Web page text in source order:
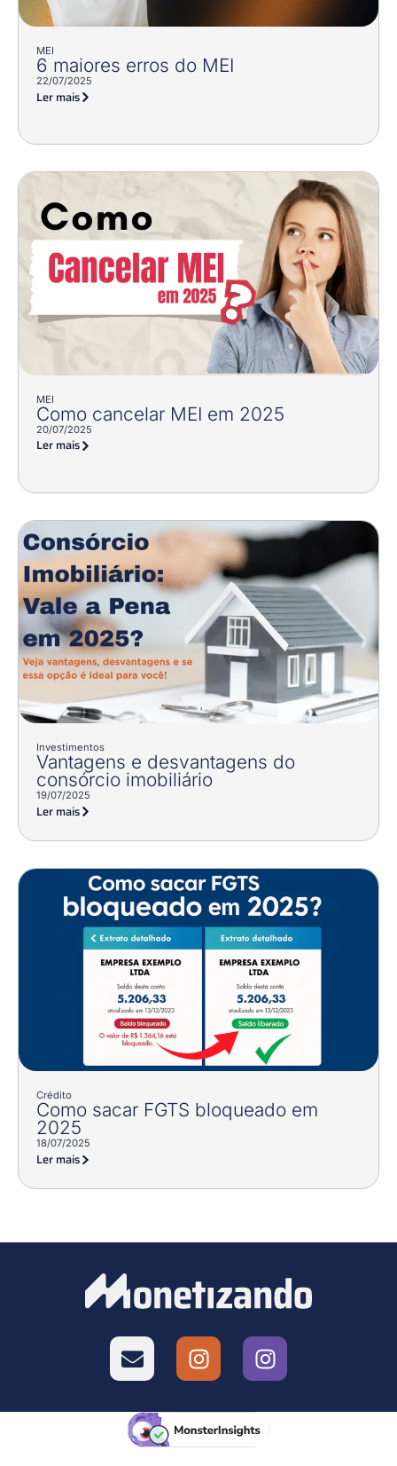
MEI
6 maiores erros do MEI
22/07/2025
Ler mais
MEI
Como cancelar MEI em 2025
20/07/2025
Ler mais
Investimentos
Vantagens e desvantagens do
consórcio imobiliário
19/07/2025
Ler mais
Crédito
Como sacar FGTS bloqueado em
2025
18/07/2025
Ler mais